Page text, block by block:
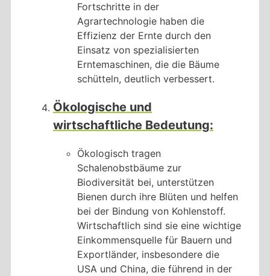
Fortschritte in der
Agrartechnologie haben die
Effizienz der Ernte durch den
Einsatz von spezialisierten
Erntemaschinen, die die Bäume
schütteln, deutlich verbessert.
Ökologische und
wirtschaftliche Bedeutung:
Ökologisch tragen
Schalenobstbäume zur
Biodiversität bei, unterstützen
Bienen durch ihre Blüten und helfen
bei der Bindung von Kohlenstoff.
Wirtschaftlich sind sie eine wichtige
Einkommensquelle für Bauern und
Exportländer, insbesondere die
USA und China, die führend in der